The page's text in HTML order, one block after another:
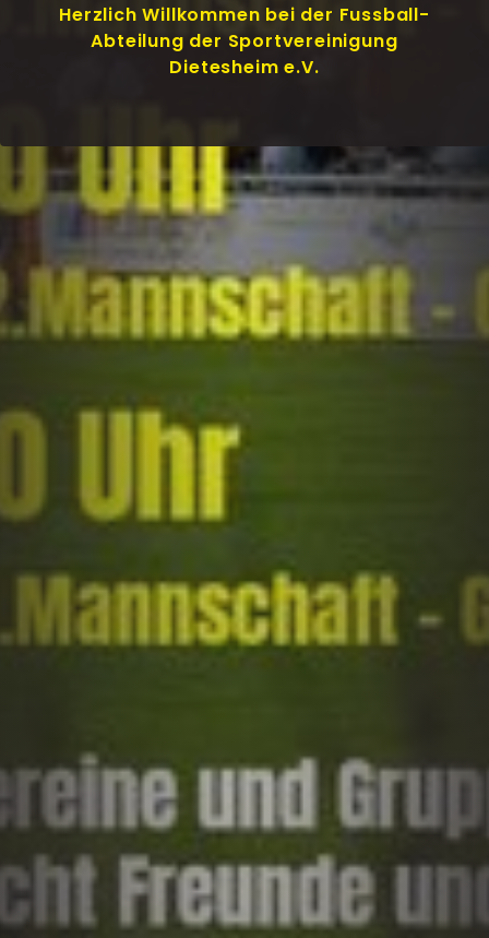
Herzlich Willkommen bei der Fussball-
Abteilung der Sportvereinigung
Dietesheim e.V.